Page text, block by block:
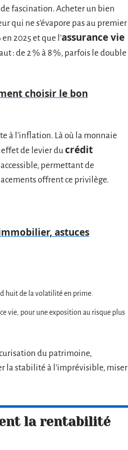
fascination. Acheter un bien
qui ne s’évapore pas au premier
2025 et que l’assurance vie
: de 2 % à 8 %, parfois le double
choisir le bon
à l’inflation. Là où la monnaie
effet de levier du crédit
accessible, permettant de
offrent ce privilège.
astuces
huit de la volatilité en prime.
vie, pour une exposition au risque plus
du patrimoine,
la stabilité à l’imprévisible, miser
la rentabilité